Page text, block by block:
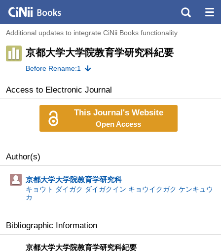
Additional updates to integrate CiNii Books functionality
京都大学大学院教育学研究科紀要
Before Rename:1
Access to Electronic Journal
This Journal's Website
Open Access
Author(s)
京都大学大学院教育学研究科
キョウト ダイガク ダイガクイン キョウイクガク ケンキュウ
カ
Bibliographic Information
京都大学大学院教育学研究科紀要